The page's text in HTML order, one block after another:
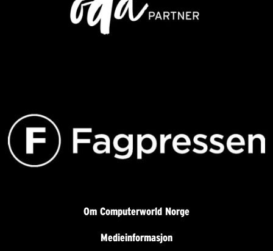
Om Computerworld Norge
Medieinformasjon